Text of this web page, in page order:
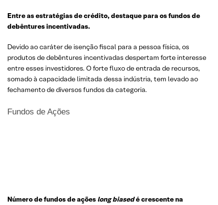
Entre asestratégiasdecrédito,destaqueparaosfundosde
debênturesincentivadas.
Devido ao caráter de isenção fiscal para a pessoa física, os
produtos de debêntures incentivadas despertam forte interesse
entre esses investidores. O forte fluxo de entrada de recursos,
somado à capacidade limitada dessa indústria, tem levado ao
fechamento de diversos fundos da categoria.
Fundos de Ações
Númerodefundosdeações long biasedécrescentena